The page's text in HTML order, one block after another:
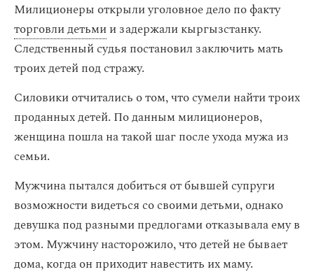
Милиционеры открыли уголовное дело по факту
торговли детьмии задержали кыргызстанку.
Следственный судья постановил заключить мать
троих детей под стражу.
Силовики отчитались о том, что сумели найти троих
проданных детей. По данным милиционеров,
женщина пошла на такой шаг после ухода мужа из
семьи.
Мужчина пытался добиться от бывшей супруги
возможности видеться со своими детьми, однако
девушка под разными предлогами отказывала ему в
этом. Мужчину насторожило, что детей не бывает
дома, когда он приходит навестить их маму.